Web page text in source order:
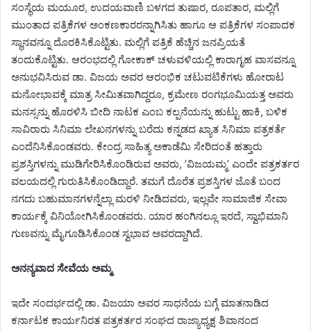
ಸಂಸ್ಥೆಯ ಮಯೂರ, ಉದಯವಾಣಿ ಬಳಗದ ತುಷಾರ, ರೂಪತಾರ, ಮಲ್ಲಿಗೆ
ಮುಂತಾದ ಪತ್ರಿಕೆಗಳ ಅಂಕಣಕಾರರನ್ನಾಗಿಸಿತು ಹಾಗೂ ಆ ಪತ್ರಿಕೆಗಳ ಸಂಪಾದಕ
ಸ್ಥಾನವನ್ನೂ ದೊರಕಿಸಿಕೊಟ್ಟಿತು. ಮಲ್ಲಿಗೆ ಪತ್ರಿಕೆ ಹೆಚ್ಚಿನ ಜನಪ್ರಿಯತೆ
ತಂದುಕೊಟ್ಟಿತು. ಆರಂಭದಲ್ಲಿ ಗೋಕಾಕ್ ಚಳುವಳಿಯಲ್ಲಿ ಕಾರಾಗೃಹ ವಾಸವನ್ನೂ
ಅನುಭವಿಸಿರುವ ಡಾ. ವಿಜಯ ಅವರ ಆರಂಭಿಕ ಚಟುವಟಿಕೆಗಳು ಹೋರಾಟ
ಮನೋಭಾವಕ್ಕೆ ಮಾತ್ರ ಸೀಮಿತವಾಗಿದ್ದರೂ, ಕ್ರಮೇಣ ರಂಗಭೂಮಿಯತ್ತ ಅವರು
ಮನಸ್ಸನ್ನು ಹೊರಳಿಸಿ ಬೀದಿ ನಾಟಕ ಎಂಬ ಕಲ್ಪನೆಯನ್ನು ಹುಟ್ಟು ಹಾಕಿ, ಬಳಿಕ
ಸಾವಿರಾರು ಸಿನಿಮಾ ಲೇಖನಗಳನ್ನು ಬರೆದು ಕನ್ನಡದ ಖ್ಯಾತ ಸಿನಿಮಾ ಪತ್ರಕರ್ತೆ
ಎಂದೆನಿಸಿಕೊಂಡವರು. ಕೇಂದ್ರ ಸಾಹಿತ್ಯ ಅಕಾಡೆಮಿ ಸೇರಿದಂತೆ ಹತ್ತಾರು
ಪ್ರಶಸ್ತಿಗಳನ್ನು ಮುಡಿಗೇರಿಸಿಕೊಂಡಿರುವ ಅವರು, ’ವಿಜಯಮ್ಮ’ ಎಂದೇ ಪತ್ರಕರ್ತರ
ವಲಯದಲ್ಲಿ ಗುರುತಿಸಿಕೊಂಡಿದ್ದಾರೆ. ತಮಗೆ ದೊರೆತ ಪ್ರಶಸ್ತಿಗಳ ಜೊತೆ ಬಂದ
ನಗದು ಬಹುಮಾನಗಳನ್ನೆಲ್ಲಾ ಮರಳಿ ನೀಡಿದವರು, ಇಲ್ಲವೇ ಸಾಮಾಜಿಕ ಸೇವಾ
ಕಾರ್ಯಕ್ಕೆ ವಿನಿಯೋಗಿಸಿಕೊಂಡವರು. ಯಾರ ಹಂಗಿನಲ್ಲೂ ಇರದೆ, ಸ್ವಾಭಿಮಾನಿ
ಗುಣವನ್ನು ಮೈಗೂಡಿಸಿಕೊಂಡ ಸ್ವಭಾವ ಅವರದ್ದಾಗಿದೆ.
ಅನನ್ಯವಾದ ಸೇವೆಯ ಅಮ್ಮ
ಇದೇ ಸಂದರ್ಭದಲ್ಲಿ ಡಾ. ವಿಜಯಾ ಅವರ ಸಾಧನೆಯ ಬಗ್ಗೆ ಮಾತನಾಡಿದ
ಕರ್ನಾಟಕ ಕಾರ್ಯನಿರತ ಪತ್ರಕರ್ತರ ಸಂಘದ ರಾಜ್ಯಾಧ್ಯಕ್ಷ ಶಿವಾನಂದ